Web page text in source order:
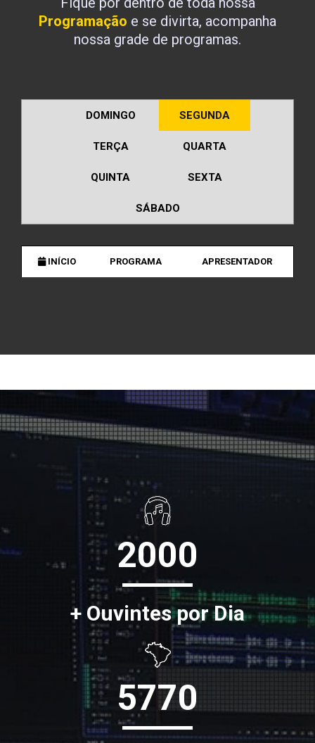
Programação e se divirta, acompanha
nossa grade de programas.
DOMINGO SEGUNDA
TERÇA QUARTA
QUINTA SEXTA
SÁBADO
INÍCIO PROGRAMA APRESENTADOR
2000
+ Ouvintes por Dia
5770